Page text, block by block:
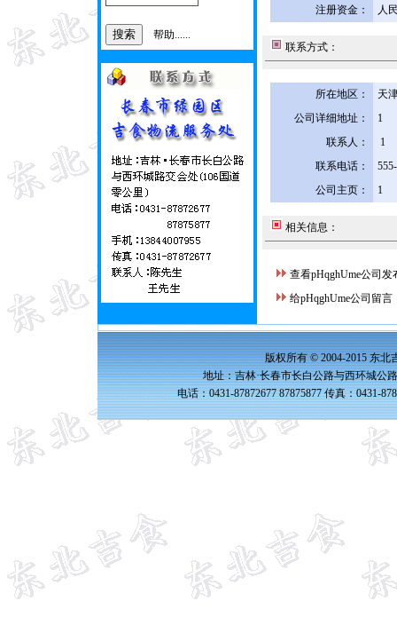
帮助......
注册资金：
人
联系方式：
所在地区：
天
公司详细地址：
1
联系人：
1
联系电话：
公司主页：
1
相关信息：
查看pHqghUme公司发
给pHqghUme公司留言
版权所有 © 2004-2015 东北
地址：吉林·长春市长白公路与西环城公
电话：0431-87872677 87875877 传真：0431-